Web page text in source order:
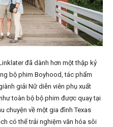
đã dành hơn một thập kỷ
bộ phim Boyhood, tác phẩm
giải Nữ diễn viên phụ xuất
toàn bộ bộ phim được quay tại
chuyện về một gia đình Texas
có thể trải nghiệm văn hóa sôi